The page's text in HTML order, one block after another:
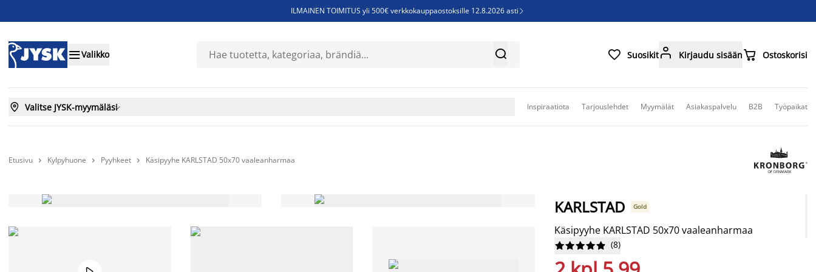
ILMAINEN TOIMITUS yli 500€ verkkokauppaostoksille 12.8.2026 asti 
Sijauspatjoja - Säästä jopa 60%
Valikko   Suosikit Kirjaudu sisään Ostoskorisi
 Valitse JYSK-myymäläsi Inspiraatiota Tarjouslehdet Myymälät Asiakaspalvelu B2B Työpaikat
Etusivu  Kylpyhuone  Pyyhkeet  Käsipyyhe KARLSTAD 50x70 vaaleanharmaa
KARLSTAD Gold
Käsipyyhe KARLSTAD 50x70 vaaleanharmaa





 (8)